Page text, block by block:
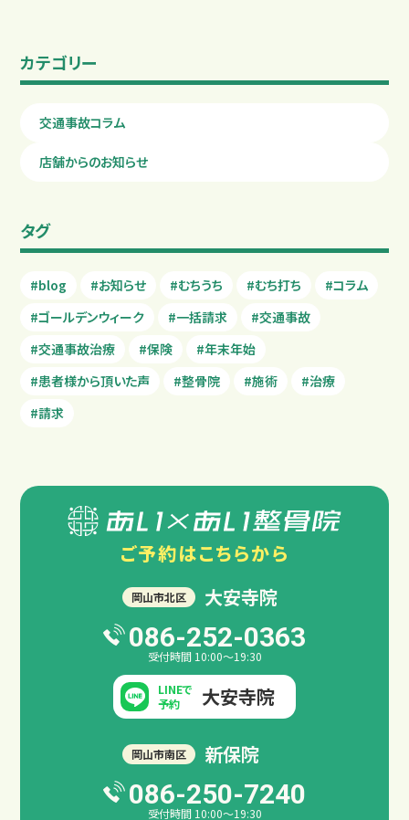
カテゴリー
交通事故コラム
店舗からのお知らせ
タグ
#blog #お知らせ #むちうち #むち打ち
#コラム
#ゴールデンウィーク
#一括請求
#交通事故
#交通事故治療
#保険
#年末年始
#患者様から頂いた声
#整骨院 #施術
#治療
#請求
ご予約はこちらから
岡山市北区 大安寺院
086-252-0363
受付時間 10:00～19:30
LINEで
予約
大安寺院
岡山市南区 新保院
086-250-7240
受付時間 10:00～19:30